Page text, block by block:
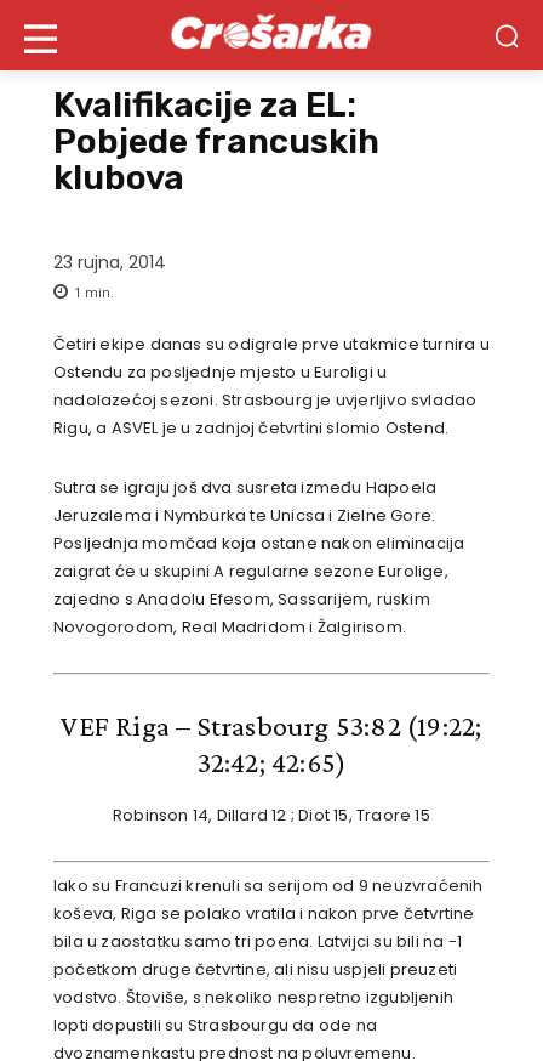
Kvalifikacije za EL:
Pobjede francuskih
klubova
23 rujna, 2014
1 min.
Četiri ekipe danas su odigrale prve utakmice turnira u
Ostendu za posljednje mjesto u Euroligi u
nadolazećoj sezoni. Strasbourg je uvjerljivo svladao
Rigu, a ASVEL je u zadnjoj četvrtini slomio Ostend.
Sutra se igraju još dva susreta između Hapoela
Jeruzalema i Nymburka te Unicsa i Zielne Gore.
Posljednja momčad koja ostane nakon eliminacija
zaigrat će u skupini A regularne sezone Eurolige,
zajedno s Anadolu Efesom, Sassarijem, ruskim
Novogorodom, Real Madridom i Žalgirisom.
VEF Riga – Strasbourg 53:82 (19:22;
32:42; 42:65)
Robinson 14, Dillard 12 ; Diot 15, Traore 15
Iako su Francuzi krenuli sa serijom od 9 neuzvraćenih
koševa, Riga se polako vratila i nakon prve četvrtine
bila u zaostatku samo tri poena. Latvijci su bili na -1
početkom druge četvrtine, ali nisu uspjeli preuzeti
vodstvo. Štoviše, s nekoliko nespretno izgubljenih
lopti dopustili su Strasbourgu da ode na
dvoznamenkastu prednost na poluvremenu.